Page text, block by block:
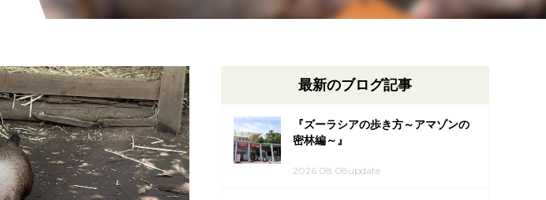
最新のブログ記事
『ズーラシアの歩き方～アマゾンの
密林編～』
2026.08.08update